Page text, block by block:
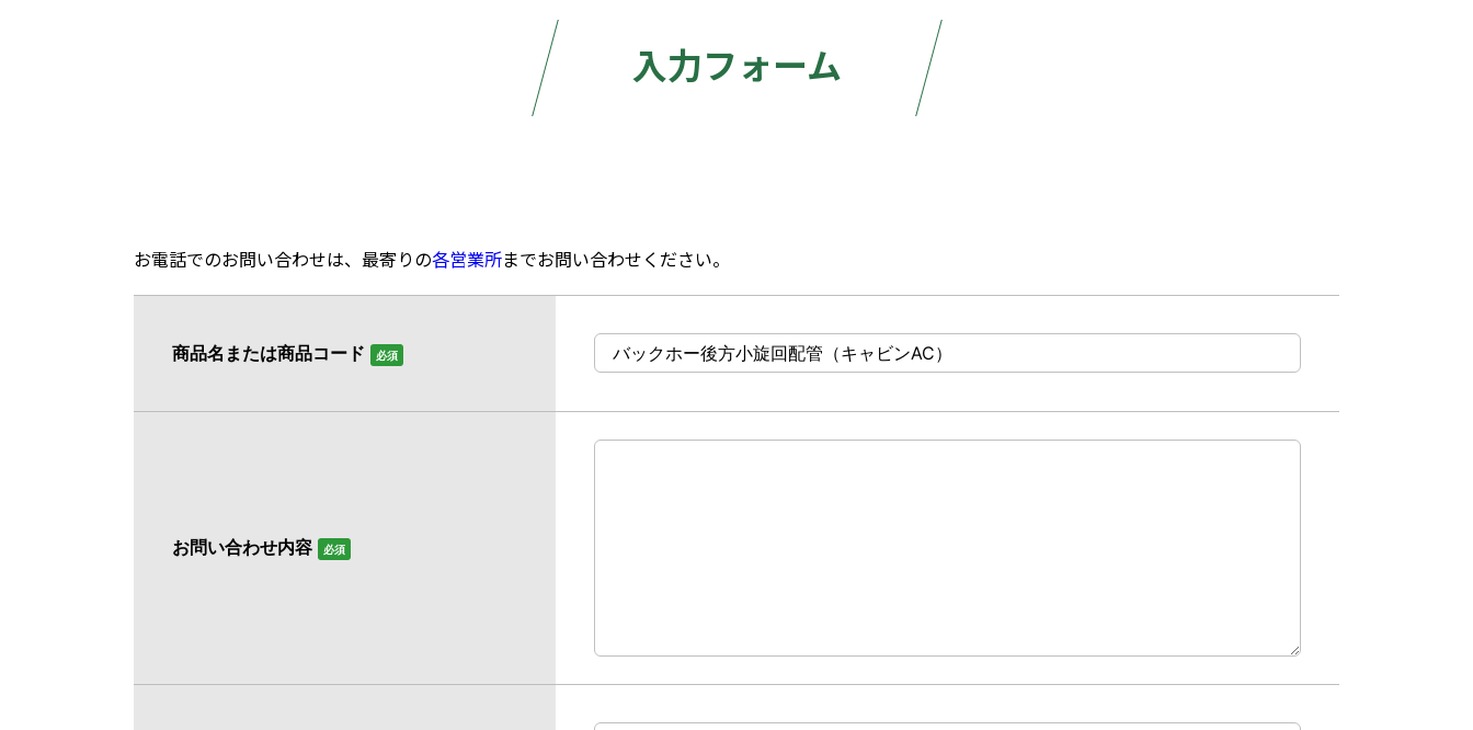
入力フォーム
お電話でのお問い合わせは、最寄りの各営業所までお問い合わせください。
商品名または商品コード 必須
お問い合わせ内容 必須